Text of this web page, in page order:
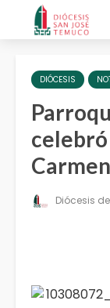
DIÓCESIS
Carmen
Diócesis